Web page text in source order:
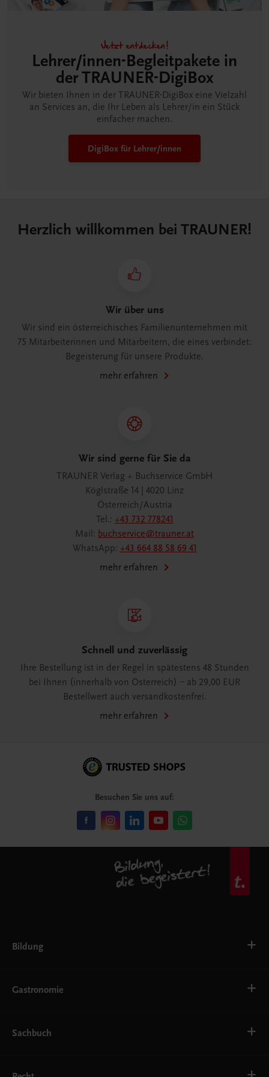
Jetzt entdecken!
Lehrer/innen-Begleitpakete in
der TRAUNER-DigiBox
Wir bieten Ihnen in der TRAUNER-DigiBox eine Vielzahl
an Services an, die Ihr Leben als Lehrer/in ein Stück
einfacher machen.
DigiBox für Lehrer/innen
Herzlich willkommen bei TRAUNER!
Wir über uns
Wir sind ein österreichisches Familienunternehmen mit
75 Mitarbeiterinnen und Mitarbeitern, die eines verbindet:
Begeisterung für unsere Produkte.
mehr erfahren
Wir sind gerne für Sie da
TRAUNER Verlag + Buchservice GmbH
Köglstraße 14 | 4020 Linz
Österreich/Austria
Tel.: +43 732 778241
Mail: buchservice@trauner.at
WhatsApp: +43 664 88 58 69 41
mehr erfahren
Schnell und zuverlässig
Ihre Bestellung ist in der Regel in spätestens 48 Stunden
bei Ihnen (innerhalb von Österreich) – ab 29,00 EUR
Bestellwert auch versandkostenfrei.
mehr erfahren
Besuchen Sie uns auf:
Bildung
AHS
EWF/ZWF
FW
Gastronomie
Getränke
Service
Sachbuch